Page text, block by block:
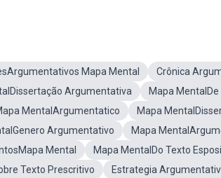
Mapa Mental
Crônica
Argumentativa
Mapa
MentalArgumentatico
Mapa
Argumentativo Mapa
Mental Mapa MentalDo Texto
Texto Prescritivo
Estrategia